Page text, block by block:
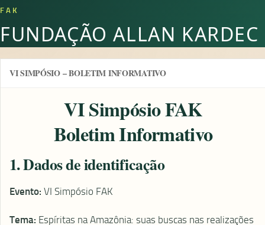
FAK
FUNDAÇÃO ALLAN KARDEC
VI SIMPÓSIO – BOLETIM INFORMATIVO
VI Simpósio FAK
Boletim Informativo
1. Dados de identificação
Evento: VI Simpósio FAK
Tema: Espíritas na Amazônia: suas buscas nas realizações